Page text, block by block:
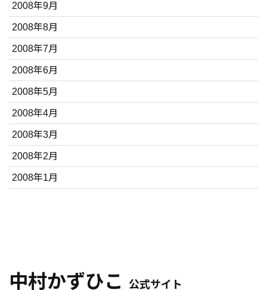
2008年9月
2008年8月
2008年7月
2008年6月
2008年5月
2008年4月
2008年3月
2008年2月
2008年1月
中村かずひこ 公式サイト